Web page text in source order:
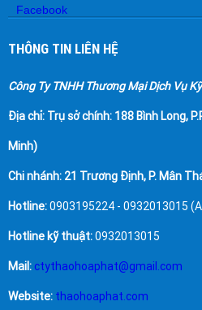
Facebook
THÔNG TIN LIÊN HỆ
Công Ty TNHH Thương Mại Dịch Vụ
Địa chỉ: Trụ sở chính: 188 Bình Long,
Minh)
Chi nhánh: 21 Trương Định, P. Mân
Hotline:0903195224 - 0932013015
Hotline kỹ thuật:0932013015
Mail: ctythaohoaphat@gmail.com
Website: thaohoaphat.com